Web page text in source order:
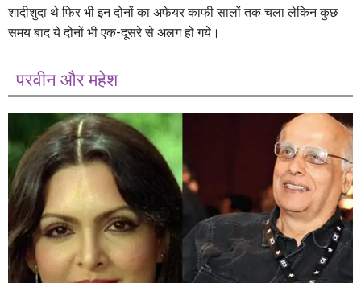
शादीशुदा थे फिर भी इन दोनों का अफेयर काफी सालों तक चला लेकिन कुछ
समय बाद ये दोनों भी एक-दूसरे से अलग हो गये।
परवीन और महेश